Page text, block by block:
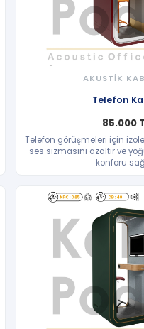
AKUSTİK
Telefon
85.000
Telefon görüşmeleri için
ses sızmasını azaltır ve
konforu